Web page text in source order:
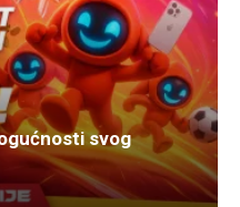
svog